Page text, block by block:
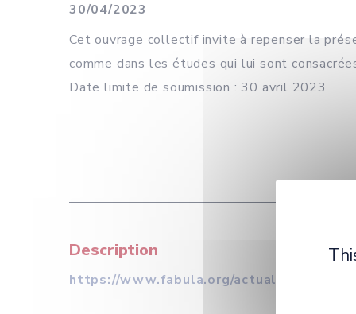
30/04/2023
Cet ouvrage collectif invite à repenser la
comme dans les études qui lui sont
Date limite de soumission : 30 avril 2023
Description
https://www.fabula.org/actualites/